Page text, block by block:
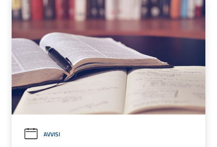
AVVISI